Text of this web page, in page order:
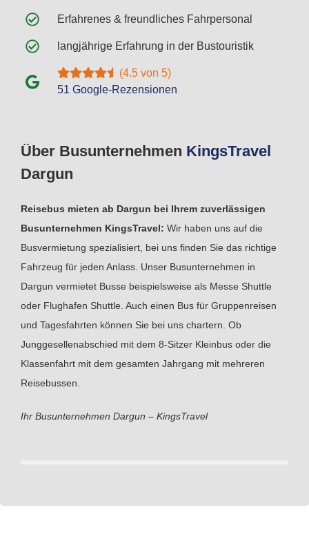
Über Busunternehmen KingsTravel
Dargun
Reisebus mieten ab Dargun bei Ihrem zuverlässigen
Busunternehmen KingsTravel: Wir haben uns auf die
Busvermietung spezialisiert, bei uns finden Sie das richtige
Fahrzeug für jeden Anlass. Unser Busunternehmen in
Dargun vermietet Busse beispielsweise als Messe Shuttle
oder Flughafen Shuttle. Auch einen Bus für Gruppenreisen
und Tagesfahrten können Sie bei uns chartern. Ob
Junggesellenabschied mit dem 8-Sitzer Kleinbus oder die
Klassenfahrt mit dem gesamten Jahrgang mit mehreren
Reisebussen.
Ihr Busunternehmen Dargun – KingsTravel
Erfahrenes & freundliches Fahrpersonal
langjährige Erfahrung in der Bustouristik
(4.5 von 5)
51 Google-Rezensionen